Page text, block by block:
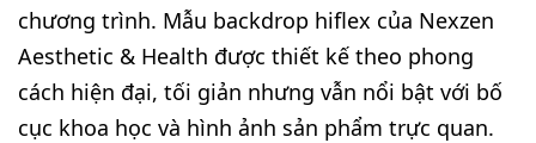
chương trình. Mẫu backdrop hiflex của Nexzen
Aesthetic & Health được thiết kế theo phong
cách hiện đại, tối giản nhưng vẫn nổi bật với bố
cục khoa học và hình ảnh sản phẩm trực quan.